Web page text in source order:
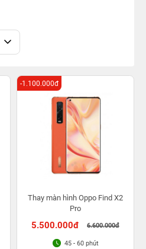
Thay màn hình Oppo Find X2
Pro
5.500.000đ 6.600.000đ
-1.100.000đ
45 - 60 phút